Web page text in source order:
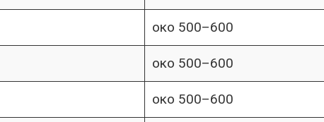
око 500–600
око 500–600
око 500–600